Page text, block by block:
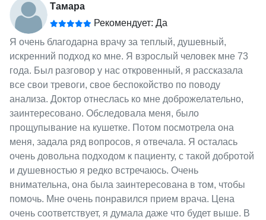
Тамара
Рекомендует: Да
Я очень благодарна врачу за теплый, душевный,
искренний подход ко мне. Я взрослый человек мне 73
года. Был разговор у нас откровенный, я рассказала
все свои тревоги, свое беспокойство по поводу
анализа. Доктор отнеслась ко мне доброжелательно,
заинтересовано. Обследовала меня, было
прощупывание на кушетке. Потом посмотрела она
меня, задала ряд вопросов, я отвечала. Я осталась
очень довольна подходом к пациенту, с такой добротой
и душевностью я редко встречаюсь. Очень
внимательна, она была заинтересована в том, чтобы
помочь. Мне очень понравился прием врача. Цена
очень соответствует, я думала даже что будет выше. В